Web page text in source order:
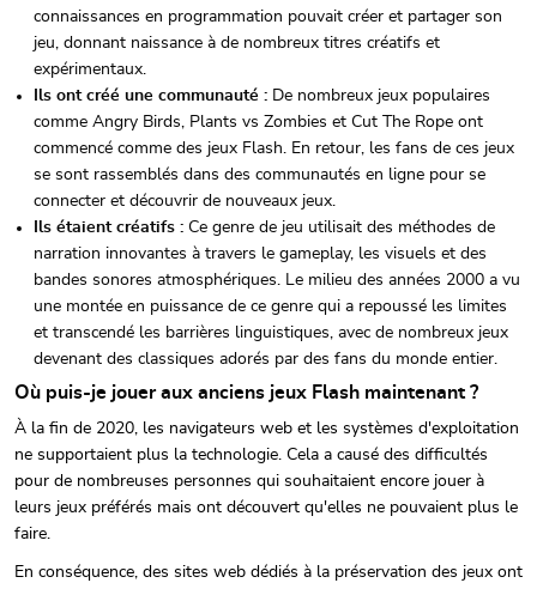
connaissances en programmation pouvait créer et partager son
jeu, donnant naissance à de nombreux titres créatifs et
expérimentaux.
Ils ont créé une communauté : De nombreux jeux populaires
comme Angry Birds, Plants vs Zombies et Cut The Rope ont
commencé comme des jeux Flash. En retour, les fans de ces jeux
se sont rassemblés dans des communautés en ligne pour se
connecter et découvrir de nouveaux jeux.
Ils étaient créatifs : Ce genre de jeu utilisait des méthodes de
narration innovantes à travers le gameplay, les visuels et des
bandes sonores atmosphériques. Le milieu des années 2000 a vu
une montée en puissance de ce genre qui a repoussé les limites
et transcendé les barrières linguistiques, avec de nombreux jeux
devenant des classiques adorés par des fans du monde entier.
Où puis-je jouer aux anciens jeux Flash maintenant ?
À la fin de 2020, les navigateurs web et les systèmes d'exploitation
ne supportaient plus la technologie. Cela a causé des difficultés
pour de nombreuses personnes qui souhaitaient encore jouer à
leurs jeux préférés mais ont découvert qu'elles ne pouvaient plus le
faire.
En conséquence, des sites web dédiés à la préservation des jeux ont